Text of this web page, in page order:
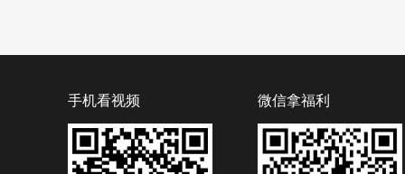
手机看视频 微信拿福利